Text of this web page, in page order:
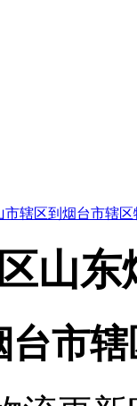
市辖区到烟台市辖
山东
台市